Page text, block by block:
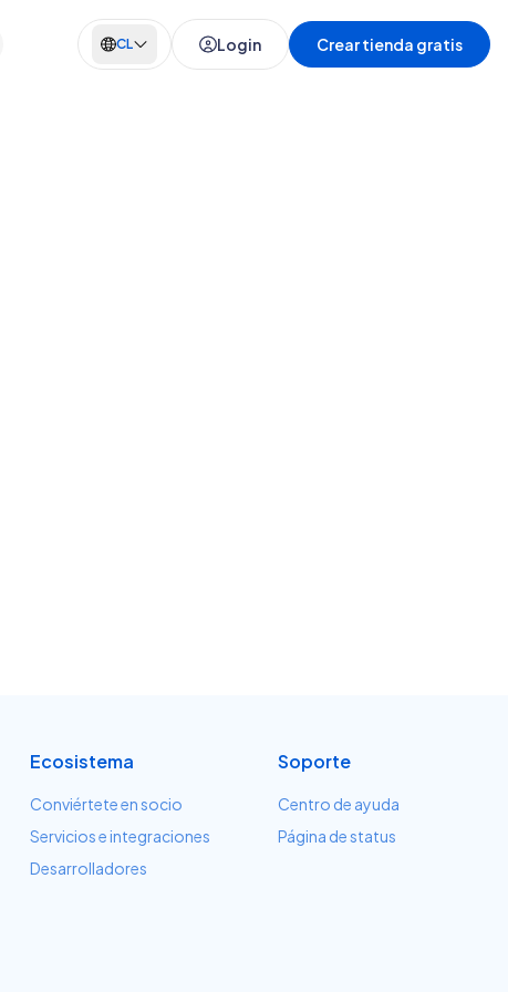
CL Login Crear tienda gratis
Ecosistema
Conviértete en socio
Servicios e integraciones
Desarrolladores
Soporte
Centro de ayuda
Página de status